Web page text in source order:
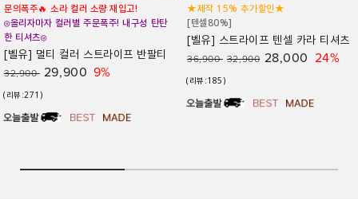
★제작 15% 추가할인★
[텐셀80%]
[벨유] 스트라이프 텐셀 카라 티셔츠
36,900 32,900 28,00024%
(리뷰:185)
★제작 25% 추가할인★
[벨유] 라임 라운드 반팔 맨투맨
31,600 29,500 22,20030%
(리뷰:78)